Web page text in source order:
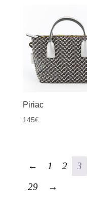
Piriac
145€
← 1 2 3
29
→